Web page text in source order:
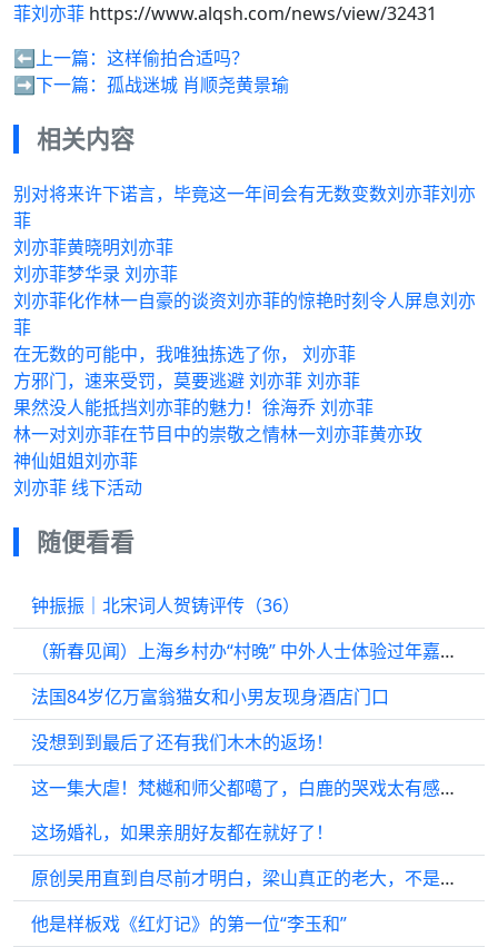
菲刘亦菲 https://www.alqsh.com/news/view/32431
⬅️上一篇： 这样偷拍合适吗？
➡️下一篇： 孤战迷城 肖顺尧黄景瑜
相关内容
别对将来许下诺言，毕竟这一年间会有无数变数刘亦菲刘亦
菲
刘亦菲黄晓明刘亦菲
刘亦菲梦华录 刘亦菲
刘亦菲化作林一自豪的谈资刘亦菲的惊艳时刻令人屏息刘亦
菲
在无数的可能中，我唯独拣选了你， 刘亦菲
方邪门，速来受罚，莫要逃避 刘亦菲 刘亦菲
果然没人能抵挡刘亦菲的魅力！徐海乔 刘亦菲
林一对刘亦菲在节目中的崇敬之情林一刘亦菲黄亦玫
神仙姐姐刘亦菲
刘亦菲 线下活动
随便看看
钟振振｜北宋词人贺铸评传（36）
（新春见闻）上海乡村办“村晚” 中外人士体验过年嘉年华
法国84岁亿万富翁猫女和小男友现身酒店门口
没想到到最后了还有我们木木的返场！
这一集大虐！梵樾和师父都噶了，白鹿的哭戏太有感染力了！
这场婚礼，如果亲朋好友都在就好了！
原创吴用直到自尽前才明白，梁山真正的老大，不是宋江，也不是卢俊义
他是样板戏《红灯记》的第一位“李玉和”